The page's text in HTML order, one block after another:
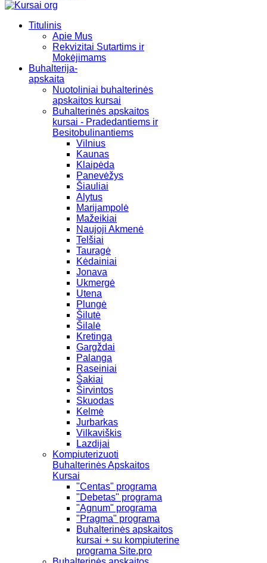
Titulinis
Apie Mus
Rekvizitai Sutartims ir
Mokėjimams
Buhalterija-
apskaita
Nuotoliniai buhalterinės
apskaitos kursai
Buhalterinės apskaitos
kursai - Pradedantiems ir
Besitobulinantiems
Vilnius
Kaunas
Klaipėda
Panevėžys
Šiauliai
Alytus
Marijampolė
Mažeikiai
Naujoji Akmenė
Telšiai
Tauragė
Kėdainiai
Jonava
Ukmergė
Utena
Plungė
Šilutė
Šilalė
Kretinga
Gargždai
Palanga
Raseiniai
Šakiai
Širvintos
Skuodas
Kelmė
Jurbarkas
Vilkaviškis
Lazdijai
Kompiuterizuoti
Buhalterinės Apskaitos
Kursai
"Centas" programa
"Debetas" programa
"Agnum" programa
"Pragma" programa
Buhalterinės apskaitos
kursai + su kompiuterine
programa Site.pro